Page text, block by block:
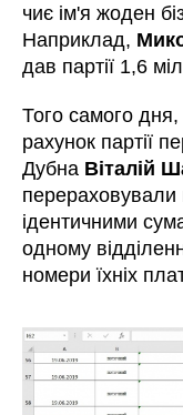
чиє ім'я жоден
Наприклад,
дав партії 1,6
Того самого
рахунок партії
Дубна Віталій
ідентичними
одному
номери їхніх